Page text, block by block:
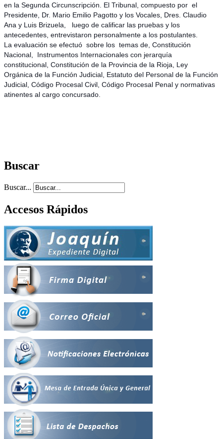
en la Segunda Circunscripción. El Tribunal, compuesto por el
Presidente, Dr. Mario Emilio Pagotto y los Vocales, Dres. Claudio
Ana y Luis Brizuela, luego de calificar las pruebas y los
antecedentes, entrevistaron personalmente a los postulantes.
La evaluación se efectuó sobre los temas de, Constitución
Nacional, Instrumentos Internacionales con jerarquía
constitucional, Constitución de la Provincia de la Rioja, Ley
Orgánica de la Función Judicial, Estatuto del Personal de la Función
Judicial, Código Procesal Civil, Código Procesal Penal y normativas
atinentes al cargo concursado.
Buscar
Buscar...
Accesos Rápidos